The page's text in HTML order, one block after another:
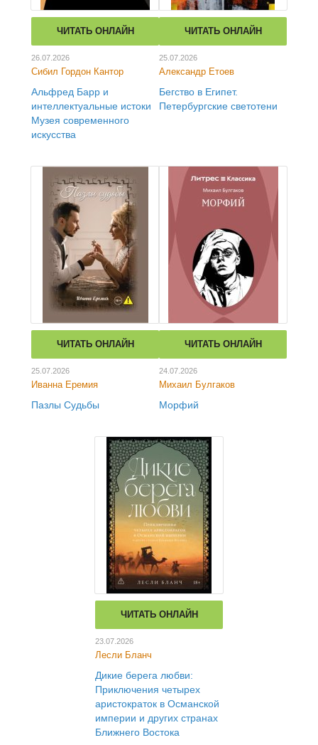
ЧИТАТЬ ОНЛАЙН
26.07.2026
Сибил Гордон Кантор
Альфред Барр и
интеллектуальные истоки
Музея современного
искусства
ЧИТАТЬ ОНЛАЙН
25.07.2026
Александр Етоев
Бегство в Египет.
Петербургские светотени
ЧИТАТЬ ОНЛАЙН
25.07.2026
Иванна Еремия
Пазлы Судьбы
ЧИТАТЬ ОНЛАЙН
24.07.2026
Михаил Булгаков
Морфий
ЧИТАТЬ ОНЛАЙН
23.07.2026
Лесли Бланч
Дикие берега любви:
Приключения четырех
аристократок в Османской
империи и других странах
Ближнего Востока